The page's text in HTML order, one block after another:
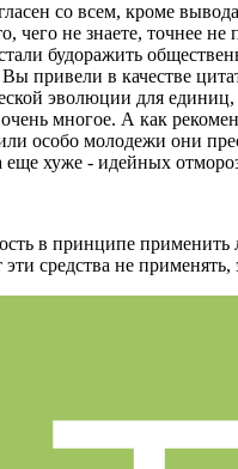
со всем, кроме
чего не знаете, точнее не
будоражить
привели в качестве
эволюции для
многое. А как
особо молодежи они
еще хуже - идейных
в принципе применить
эти средства не применять,